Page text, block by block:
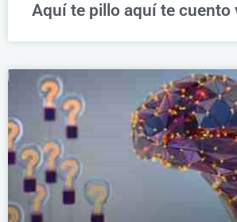
Aquí te pillo aquí te cuento